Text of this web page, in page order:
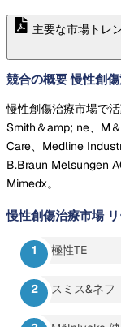
主要な市場トレ
競合の概要 慢性創
慢性創傷治療市場で
Smith＆amp; ne、M
Care、Medline
B.Braun Melsungen
Mimedx。
慢性創傷治療市場
極性TE
スミス&ネフ